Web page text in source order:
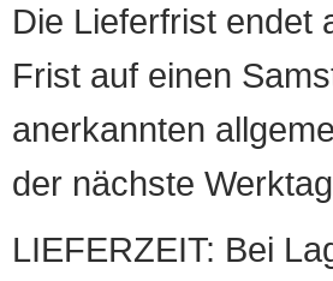
Die Lieferfrist endet
Frist auf einen
anerkannten
der nächste
LIEFERZEIT: Bei